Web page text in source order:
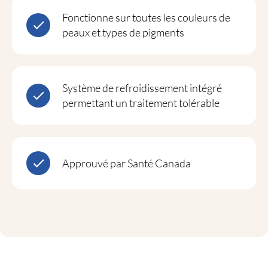
Fonctionne sur toutes les couleurs de
peaux et types de pigments
Système de refroidissement intégré
permettant un traitement tolérable
Approuvé par Santé Canada